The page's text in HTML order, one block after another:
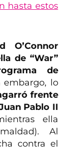
hasta estos
O’Connor
de “War”
de
embargo, lo
frente
Pablo II
ella
Al
contra el